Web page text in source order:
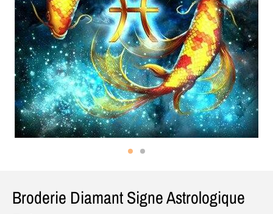
Broderie Diamant Signe Astrologique